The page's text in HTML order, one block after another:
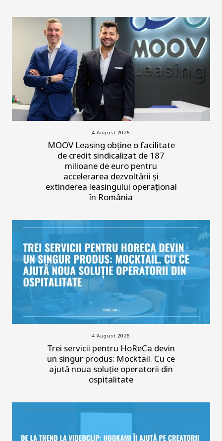
4 August 2026
MOOV Leasing obține o facilitate
de credit sindicalizat de 187
milioane de euro pentru
accelerarea dezvoltării și
extinderea leasingului operațional
în România
4 August 2026
Trei servicii pentru HoReCa devin
un singur produs: Mocktail. Cu ce
ajută noua soluție operatorii din
ospitalitate